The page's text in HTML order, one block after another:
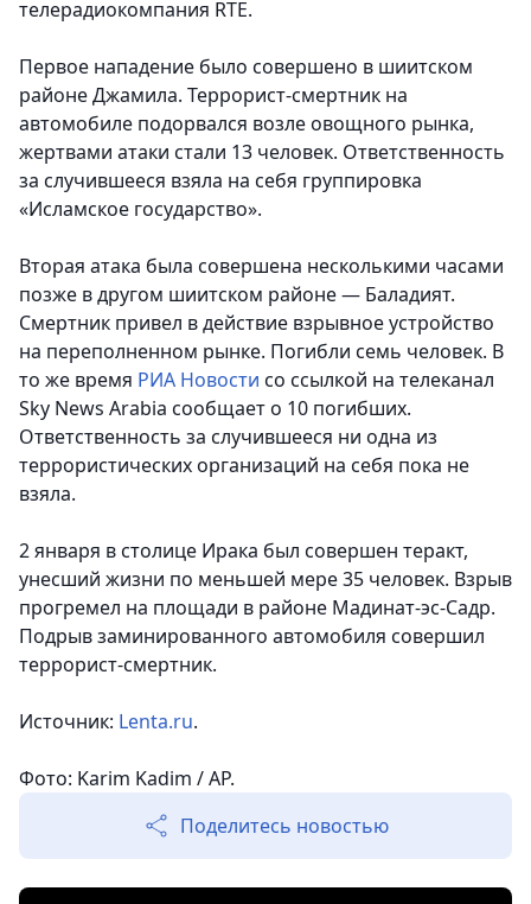
телерадиокомпания RTE.
Первое нападение было совершено в шиитском
районе Джамила. Террорист-смертник на
автомобиле подорвался возле овощного рынка,
жертвами атаки стали 13 человек. Ответственность
за случившееся взяла на себя группировка
«Исламское государство».
Вторая атака была совершена несколькими часами
позже в другом шиитском районе — Баладият.
Смертник привел в действие взрывное устройство
на переполненном рынке. Погибли семь человек. В
то же время РИА Новости со ссылкой на телеканал
Sky News Arabia сообщает о 10 погибших.
Ответственность за случившееся ни одна из
террористических организаций на себя пока не
взяла.
2 января в столице Ирака был совершен теракт,
унесший жизни по меньшей мере 35 человек. Взрыв
прогремел на площади в районе Мадинат-эс-Садр.
Подрыв заминированного автомобиля совершил
террорист-смертник.
Источник: Lenta.ru.
Фото: Karim Kadim / AP.
Поделитесь новостью